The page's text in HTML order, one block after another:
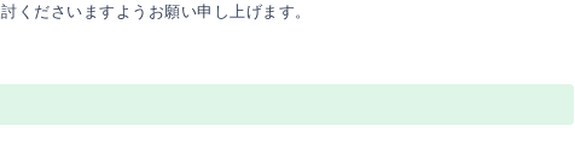
くださいますようお願い申し上げます。